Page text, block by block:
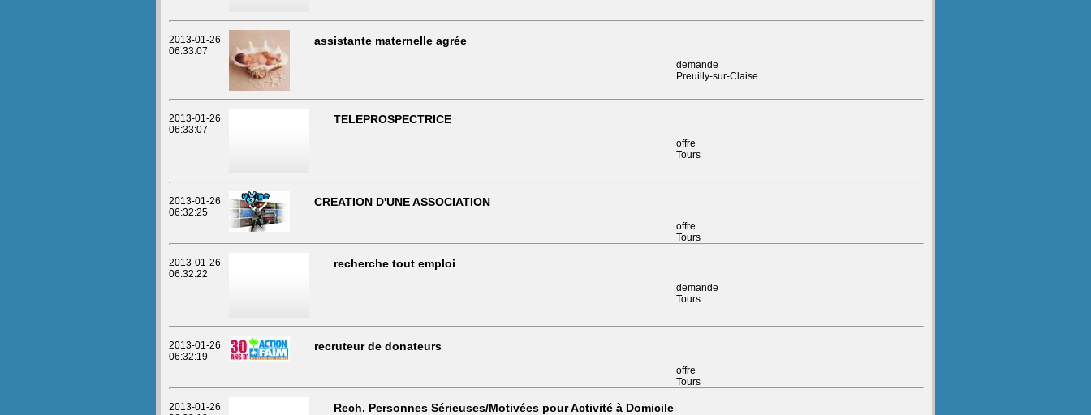
2013-01-26
06:33:07
assistante maternelle agrée
demande
Preuilly-sur-Claise
2013-01-26
06:33:07
TELEPROSPECTRICE
offre
Tours
2013-01-26
06:32:25
CREATION D'UNE ASSOCIATION
offre
Tours
2013-01-26
06:32:22
recherche tout emploi
demande
Tours
2013-01-26
06:32:19
recruteur de donateurs
offre
Tours
2013-01-26
Rech. Personnes Sérieuses/Motivées pour Activité à Domicile